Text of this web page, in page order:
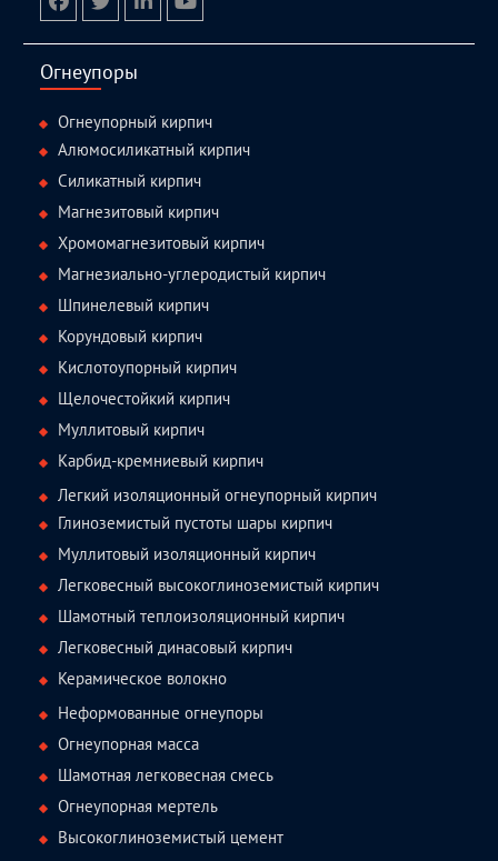
Огнеупоры
Огнеупорный кирпич
Алюмосиликатный кирпич
Силикатный кирпич
Магнезитовый кирпич
Хромомагнезитовый кирпич
Магнезиально-углеродистый кирпич
Шпинелевый кирпич
Корундовый кирпич
Кислотоупорный кирпич
Щелочестойкий кирпич
Муллитовый кирпич
Карбид-кремниевый кирпич
Легкий изоляционный огнеупорный кирпич
Глиноземистый пустоты шары кирпич
Муллитовый изоляционный кирпич
Легковесный высокоглиноземистый кирпич
Шамотный теплоизоляционный кирпич
Легковесный динасовый кирпич
Керамическое волокно
Неформованные огнеупоры
Огнеупорная масса
Шамотная легковесная смесь
Огнеупорная мертель
Высокоглиноземистый цемент